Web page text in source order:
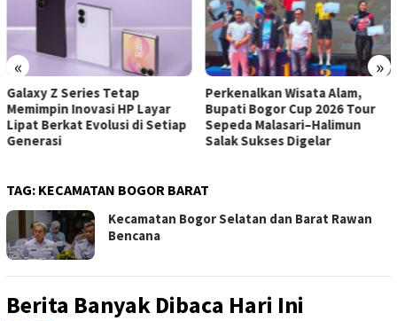
« »
Z Series Tetap
Inovasi HP Layar
Berkat Evolusi di Setiap
Perkenalkan Wisata Alam,
Bupati Bogor Cup 2026 Tour
Sepeda Malasari–Halimun
Salak Sukses Digelar ‎
TAG: KECAMATAN BOGOR BARAT
Kecamatan Bogor Selatan dan Barat Rawan
Bencana
Berita Banyak Dibaca Hari Ini